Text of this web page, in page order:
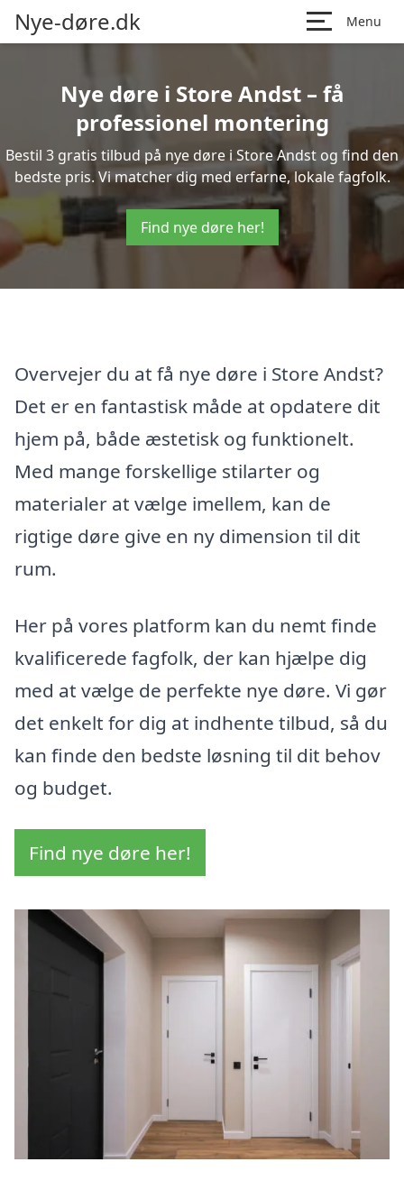
Nye-døre.dk Menu
Nye døre i Store Andst – få
professionel montering
Bestil 3 gratis tilbud på nye døre i Store Andst og find den
bedste pris. Vi matcher dig med erfarne, lokale fagfolk.
Find nye døre her!
Overvejer du at få nye døre i Store Andst?
Det er en fantastisk måde at opdatere dit
hjem på, både æstetisk og funktionelt.
Med mange forskellige stilarter og
materialer at vælge imellem, kan de
rigtige døre give en ny dimension til dit
rum.
Her på vores platform kan du nemt finde
kvalificerede fagfolk, der kan hjælpe dig
med at vælge de perfekte nye døre. Vi gør
det enkelt for dig at indhente tilbud, så du
kan finde den bedste løsning til dit behov
og budget.
Find nye døre her!